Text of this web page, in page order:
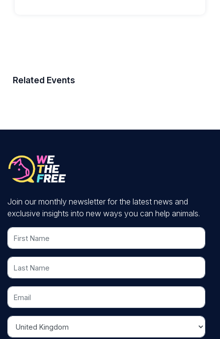
Related Events
Join our monthly newsletter for the latest news and
exclusive insights into new ways you can help animals.
First Name
Last Name
Email
Country